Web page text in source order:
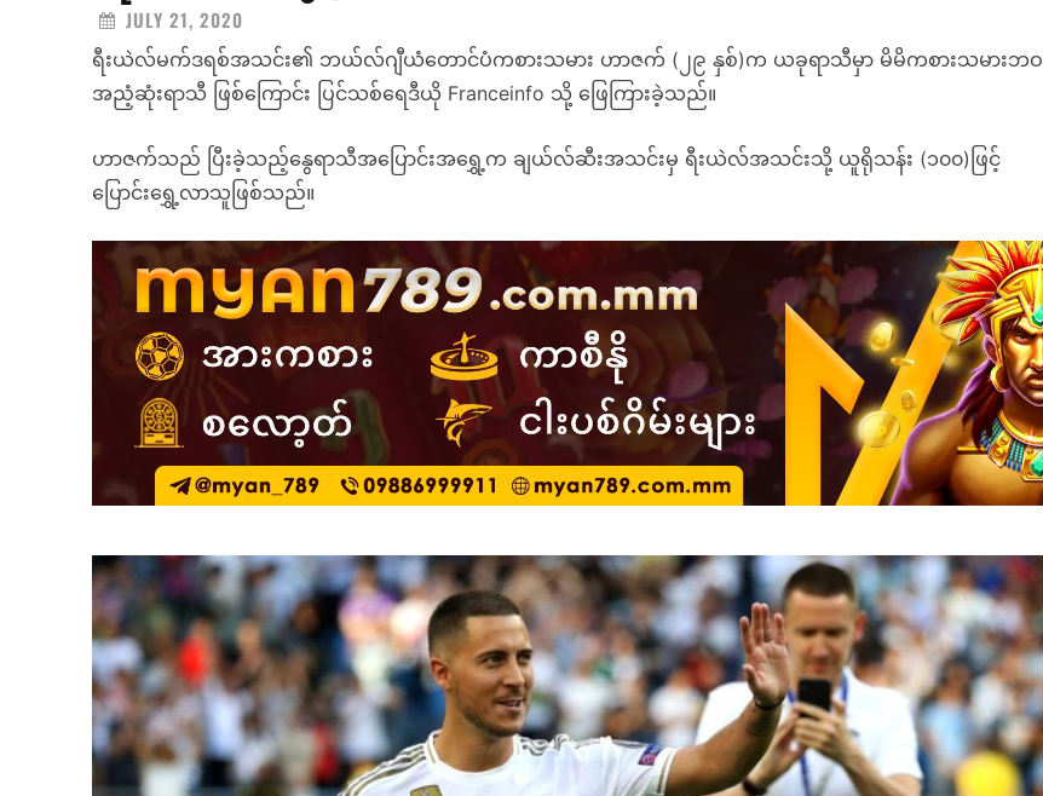
JULY 21, 2020
ရီးယဲလ်မက်ဒရစ်အသင်း၏ ဘယ်လ်ဂျီယံတောင်ပံကစားသမား ဟာဇက် (၂၉ နှစ်)က ယခုရာသီမှာ မိမိကစားသမားဘဝ
အညံ့ဆုံးရာသီ ဖြစ်ကြောင်း ပြင်သစ်ရေဒီယို Franceinfo သို့ ဖြေကြားခဲ့သည်။
ဟာဇက်သည် ပြီးခဲ့သည့်နွေရာသီအပြောင်းအရွှေ့က ချယ်လ်ဆီးအသင်းမှ ရီးယဲလ်အသင်းသို့ ယူရိုသန်း (၁၀၀)ဖြင့်
ပြောင်းရွှေ့လာသူဖြစ်သည်။